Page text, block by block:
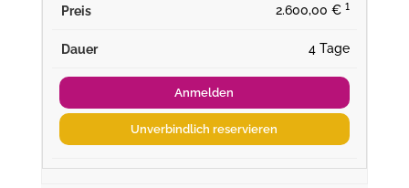
2.600,00 € ¹
4 Tage
Anmelden
Unverbindlich reservieren